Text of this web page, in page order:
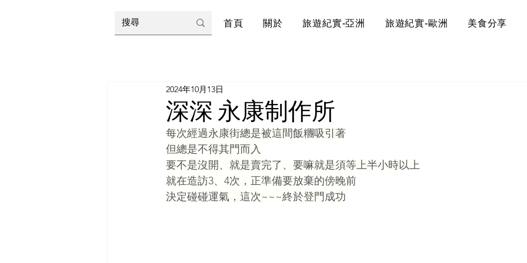
首頁 關於 旅遊紀實-亞洲 旅遊紀實-歐洲 美食分享
深深 永康制作所
2024年10月13日
每次經過永康街總是被這間飯糰吸引著
但總是不得其門而入
要不是沒開、就是賣完了、要嘛就是須等上半小時以上
就在造訪3、4次，正準備要放棄的傍晚前
決定碰碰運氣，這次~~~終於登門成功